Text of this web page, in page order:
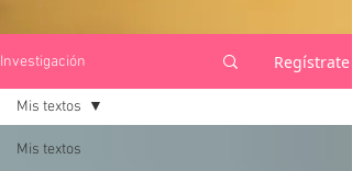
Investigación Regístrate
Mis textos
Mis textos